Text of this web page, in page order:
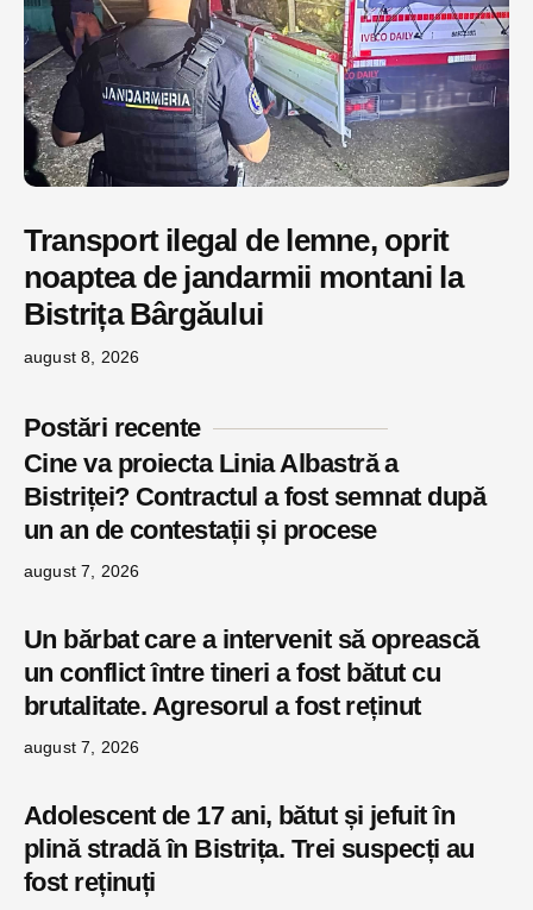
Transport ilegal de lemne, oprit
noaptea de jandarmii montani la
Bistrița Bârgăului
august 8, 2026
Postări recente
Cine va proiecta Linia Albastră a
Bistriței? Contractul a fost semnat după
un an de contestații și procese
august 7, 2026
Un bărbat care a intervenit să oprească
un conflict între tineri a fost bătut cu
brutalitate. Agresorul a fost reținut
august 7, 2026
Adolescent de 17 ani, bătut și jefuit în
plină stradă în Bistrița. Trei suspecți au
fost reținuți